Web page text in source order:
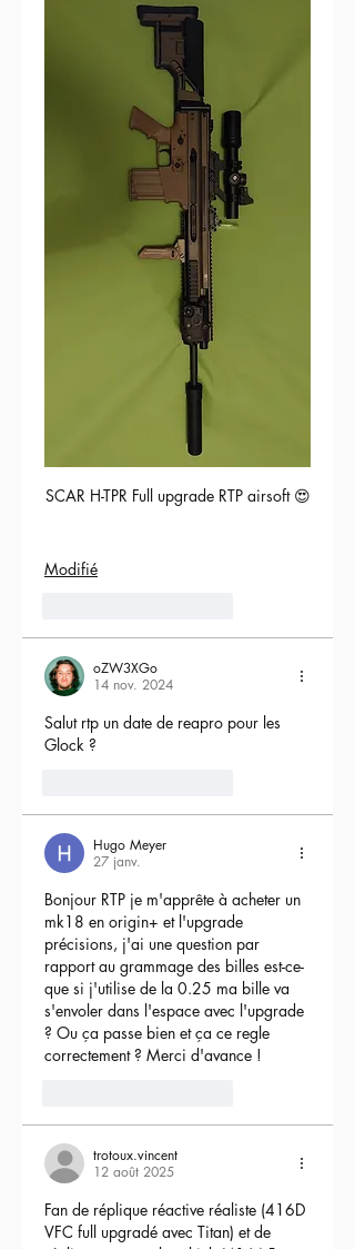
SCAR H-TPR Full upgrade RTP airsoft 😍
Modifié
oZW3XGo
14 nov. 2024
Salut rtp un date de reapro pour les
Glock ?
Hugo Meyer
27 janv.
Bonjour RTP je m'apprête à acheter un
mk18 en origin+ et l'upgrade
précisions, j'ai une question par
rapport au grammage des billes est-ce-
que si j'utilise de la 0.25 ma bille va
s'envoler dans l'espace avec l'upgrade
? Ou ça passe bien et ça ce regle
correctement ? Merci d'avance !
trotoux.vincent
12 août 2025
Fan de réplique réactive réaliste (416D
VFC full upgradé avec Titan) et de